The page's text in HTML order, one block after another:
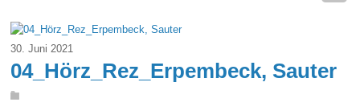
30. Juni 2021
04_Hörz_Rez_Erpembeck, Sauter